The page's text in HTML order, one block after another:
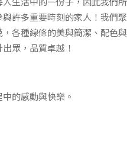
生活中的一份子，因此我們
許多重要時刻的家人！我們
各種線條的美與簡潔、配色
眾，品質卓越！
的感動與快樂。